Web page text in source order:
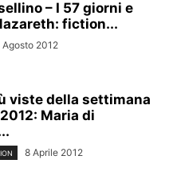
– I 57 giorni e
fiction...
Agosto 2012
viste della settimana
Maria di
8 Aprile 2012